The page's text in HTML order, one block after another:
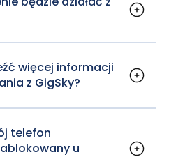
Pay, Google Pay lub
więcej informacji
z GigSky?
znaleźćtutaj
telefon
u